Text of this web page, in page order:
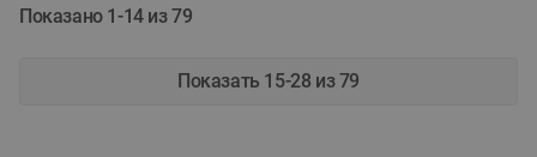
Показано 1-14 из 79
Показать 15-28 из 79